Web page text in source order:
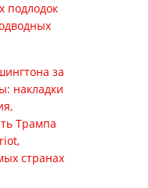
подлодок
за
накладки
Трампа
странах